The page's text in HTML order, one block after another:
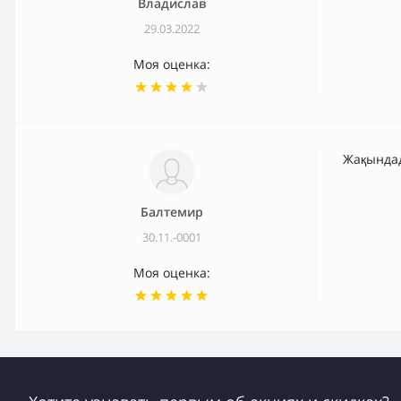
Владислав
29.03.2022
Моя оценка:
Балтемир
30.11.-0001
Моя оценка: